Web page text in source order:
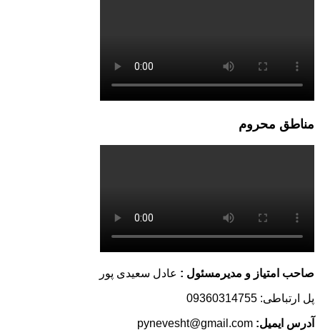
مناطق محروم
صاحب امتیاز و مدیرمسئول : عادل سعیدی پور
پل ارتباطی: 09360314755
آدرس ایمیل: